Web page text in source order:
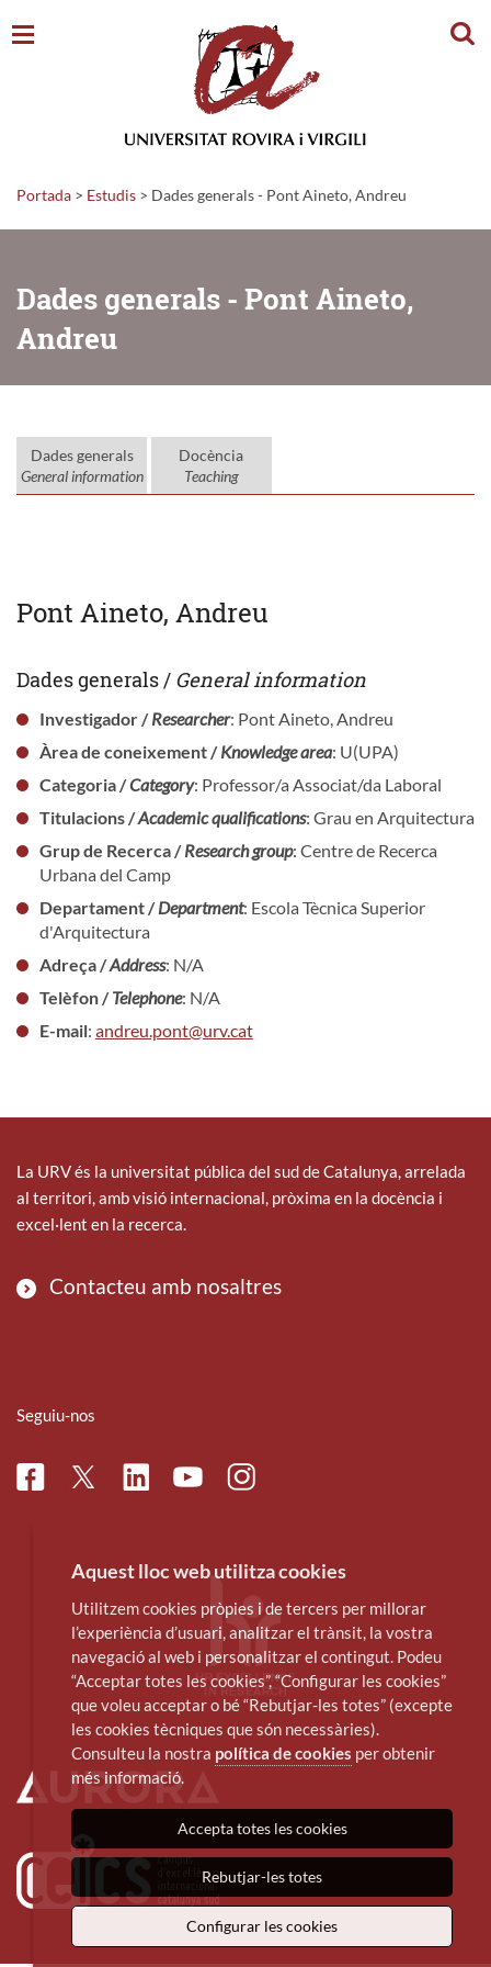
Portada > Estudis > Dades generals - Pont Aineto, Andreu
Dades generals - Pont Aineto,
Andreu
Dades generals
General information
Docència
Teaching
Pont Aineto, Andreu
Dades generals / General information
Investigador /Researcher: Pont Aineto, Andreu
Àrea de coneixement /Knowledge area: U(UPA)
Categoria /Category: Professor/a Associat/da Laboral
Titulacions /Academic qualifications: Grau en Arquitectura
Grup de Recerca /Research group: Centre de Recerca
Urbana del Camp
Departament /Department: Escola Tècnica Superior
d'Arquitectura
Adreça /Address: N/A
Telèfon /Telephone: N/A
E-mail: andreu.pont@urv.cat
La URV és la universitat pública del sud de Catalunya, arrelada
al territori, amb visió internacional, pròxima en la docència i
excel·lent en la recerca.
Contacteu amb nosaltres
Seguiu-nos
FacebookTwitterLinkedinYoutubeInstagram
Aquest lloc web utilitza cookies
Utilitzem cookies pròpies i de tercers per millorar
l’experiència d’usuari, analitzar el trànsit, la vostra
navegació al web i personalitzar el contingut. Podeu
“Acceptar totes les cookies”, “Configurar les cookies”
que voleu acceptar o bé “Rebutjar-les totes” (excepte
les cookies tècniques que són necessàries).
Consulteu la nostra política de cookies per obtenir
més informació.
Accepta totes les cookies
Rebutjar-les totes
Configurar les cookies